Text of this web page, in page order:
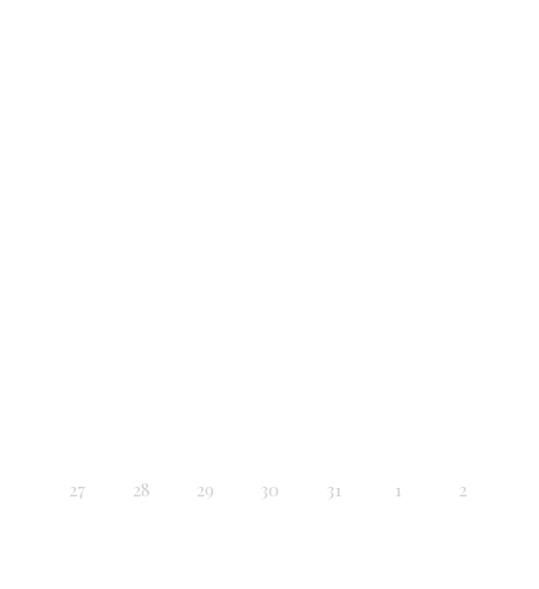
27 28 29 30 31 1 2